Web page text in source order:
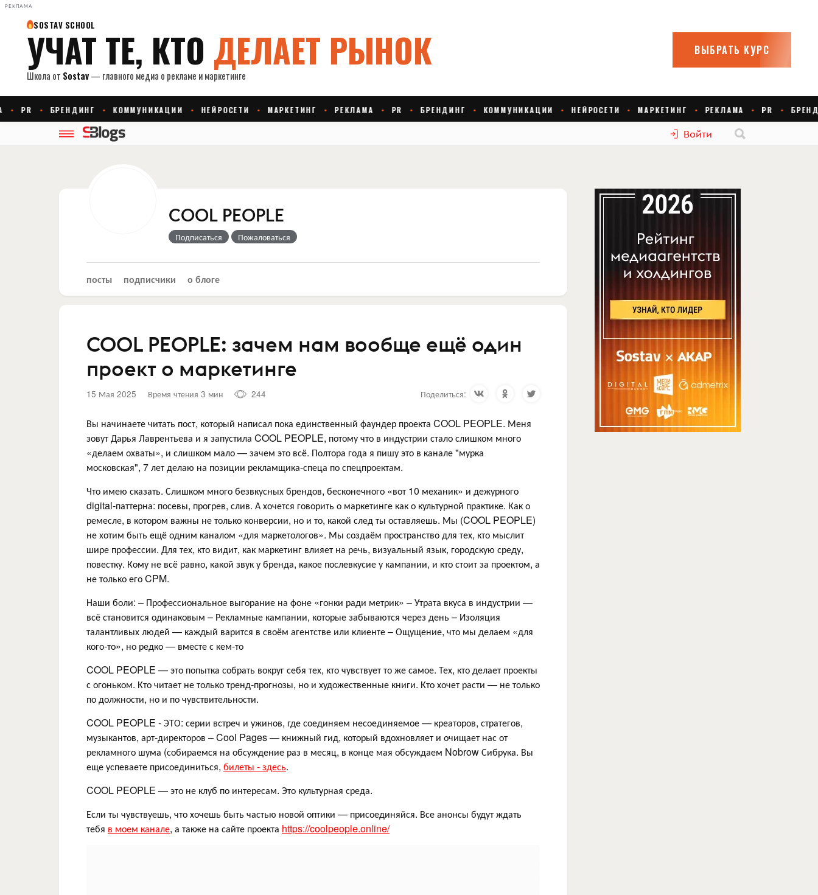
РЕКЛАМА
Войти
COOL PEOPLE
Подписаться Пожаловаться
посты подписчики о блоге
COOL PEOPLE: зачем нам вообще ещё один
проект о маркетинге
15 Мая 2025 Время чтения 3 мин 244 Поделиться:
Вы начинаете читать пост, который написал пока единственный фаундер проекта COOL PEOPLE. Меня
зовут Дарья Лаврентьева и я запустила COOL PEOPLE, потому что в индустрии стало слишком много
«делаем охваты», и слишком мало — зачем это всё. Полтора года я пишу это в канале "мурка
московская", 7 лет делаю на позиции рекламщика-спеца по спецпроектам.
Что имею сказать. Слишком много безвкусных брендов, бесконечного «вот 10 механик» и дежурного
digital-паттерна: посевы, прогрев, слив. А хочется говорить о маркетинге как о культурной практике. Как о
ремесле, в котором важны не только конверсии, но и то, какой след ты оставляешь. Мы (COOL PEOPLE)
не хотим быть ещё одним каналом «для маркетологов». Мы создаём пространство для тех, кто мыслит
шире профессии. Для тех, кто видит, как маркетинг влияет на речь, визуальный язык, городскую среду,
повестку. Кому не всё равно, какой звук у бренда, какое послевкусие у кампании, и кто стоит за проектом, а
не только его CPM.
Наши боли: – Профессиональное выгорание на фоне «гонки ради метрик» – Утрата вкуса в индустрии —
всё становится одинаковым – Рекламные кампании, которые забываются через день – Изоляция
талантливых людей — каждый варится в своём агентстве или клиенте – Ощущение, что мы делаем «для
кого-то», но редко — вместе с кем-то
COOL PEOPLE — это попытка собрать вокруг себя тех, кто чувствует то же самое. Тех, кто делает проекты
с огоньком. Кто читает не только тренд-прогнозы, но и художественные книги. Кто хочет расти — не только
по должности, но и по чувствительности.
COOL PEOPLE - ЭТО: серии встреч и ужинов, где соединяем несоединяемое — креаторов, стратегов,
музыкантов, арт-директоров – Cool Pages — книжный гид, который вдохновляет и очищает нас от
рекламного шума (собираемся на обсуждение раз в месяц, в конце мая обсуждаем Nobrow Сибрука. Вы
еще успеваете присоединиться, билеты - здесь.
COOL PEOPLE — это не клуб по интересам. Это культурная среда.
Если ты чувствуешь, что хочешь быть частью новой оптики — присоединяйся. Все анонсы будут ждать
тебя в моем канале, а также на сайте проекта https://coolpeople.online/